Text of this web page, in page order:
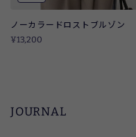
ノーカラードロストブルゾン
¥13,200
JOURNAL